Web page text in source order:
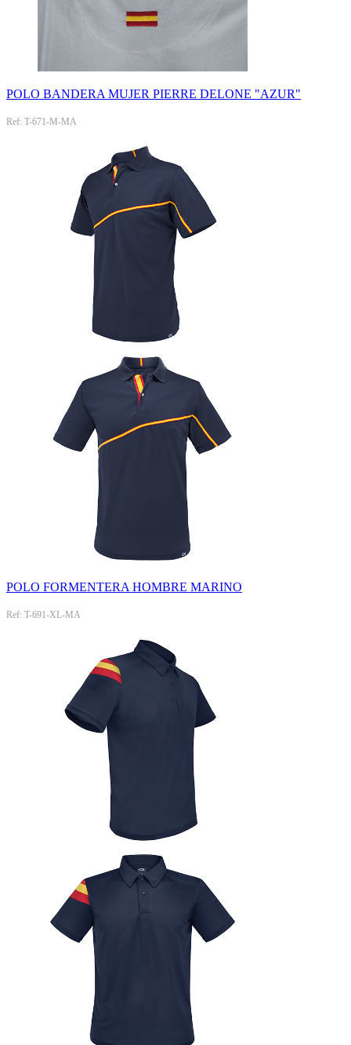
POLO BANDERA MUJER PIERRE DELONE "AZUR"
Ref: T-671-M-MA
POLO FORMENTERA HOMBRE MARINO
Ref: T-691-XL-MA